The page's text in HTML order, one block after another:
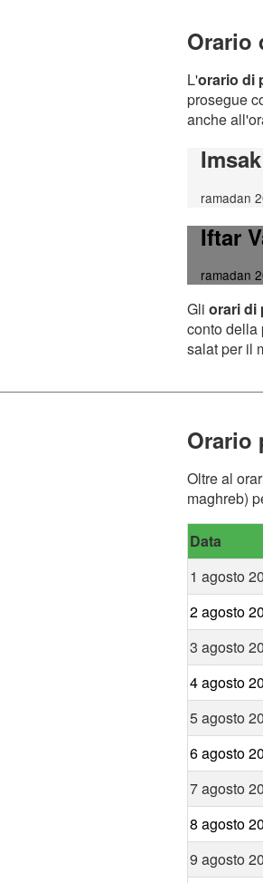
Orario
L'orario di
prosegue
anche
ramadan
Iftar
ramadan
Gli orari di
conto della
salat per il
Orario
Oltre al
maghreb)
Data
1 agosto
2 agosto
3 agosto
4 agosto
5 agosto
6 agosto
7 agosto
8 agosto
9 agosto